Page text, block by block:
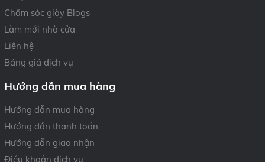
Chăm sóc giày Blogs
Làm mới nhà cửa
Liên hệ
Bảng giá dịch vụ
Hướng dẫn mua hàng
Hướng dẫn mua hàng
Hướng dẫn thanh toán
Hướng dẫn giao nhận
Điều khoản dịch vụ